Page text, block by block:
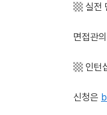
▩ 실전
면접관
▩ 인턴
신청은